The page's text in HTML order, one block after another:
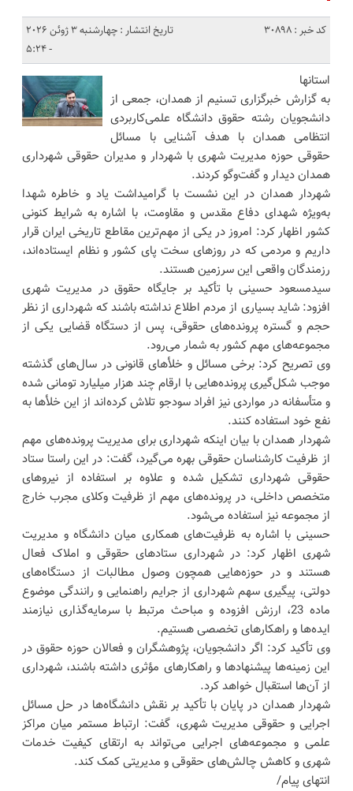
کد خبر : 30898
تاریخ انتشار : چهارشنبه 3 ژوئن 2026
- 5:24
استانها
به گزارش خبرگزاری تسنیم از همدان، جمعی از
دانشجویان رشته حقوق دانشگاه علمی‌کاربردی
انتظامی همدان با هدف آشنایی با مسائل
حقوقی حوزه مدیریت شهری با شهردار و مدیران حقوقی شهرداری
همدان دیدار و گفت‌وگو کردند.
شهردار همدان در این نشست با گرامیداشت یاد و خاطره شهدا
به‌ویژه شهدای دفاع مقدس و مقاومت، با اشاره به شرایط کنونی
کشور اظهار کرد: امروز در یکی از مهم‌ترین مقاطع تاریخی ایران قرار
داریم و مردمی که در روزهای سخت پای کشور و نظام ایستاده‌اند،
رزمندگان واقعی این سرزمین هستند.
سیدمسعود حسینی با تأکید بر جایگاه حقوق در مدیریت شهری
افزود: شاید بسیاری از مردم اطلاع نداشته باشند که شهرداری از نظر
حجم و گستره پرونده‌های حقوقی، پس از دستگاه قضایی یکی از
مجموعه‌های مهم کشور به شمار می‌رود.
وی تصریح کرد: برخی مسائل و خلأهای قانونی در سال‌های گذشته
موجب شکل‌گیری پرونده‌هایی با ارقام چند هزار میلیارد تومانی شده
و متأسفانه در مواردی نیز افراد سودجو تلاش کرده‌اند از این خلأها به
نفع خود استفاده کنند.
شهردار همدان با بیان اینکه شهرداری برای مدیریت پرونده‌های مهم
از ظرفیت کارشناسان حقوقی بهره می‌گیرد، گفت: در این راستا ستاد
حقوقی شهرداری تشکیل شده و علاوه بر استفاده از نیروهای
متخصص داخلی، در پرونده‌های مهم از ظرفیت وکلای مجرب خارج
از مجموعه نیز استفاده می‌شود.
حسینی با اشاره به ظرفیت‌های همکاری میان دانشگاه و مدیریت
شهری اظهار کرد: در شهرداری ستادهای حقوقی و املاک فعال
هستند و در حوزه‌هایی همچون وصول مطالبات از دستگاه‌های
دولتی، پیگیری سهم شهرداری از جرایم راهنمایی و رانندگی موضوع
ماده 23، ارزش افزوده و مباحث مرتبط با سرمایه‌گذاری نیازمند
ایده‌ها و راهکارهای تخصصی هستیم.
وی تأکید کرد: اگر دانشجویان، پژوهشگران و فعالان حوزه حقوق در
این زمینه‌ها پیشنهادها و راهکارهای مؤثری داشته باشند، شهرداری
از آن‌ها استقبال خواهد کرد.
شهردار همدان در پایان با تأکید بر نقش دانشگاه‌ها در حل مسائل
اجرایی و حقوقی مدیریت شهری، گفت: ارتباط مستمر میان مراکز
علمی و مجموعه‌های اجرایی می‌تواند به ارتقای کیفیت خدمات
شهری و کاهش چالش‌های حقوقی و مدیریتی کمک کند.
انتهای پیام/